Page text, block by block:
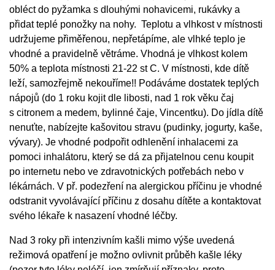
obléct do pyžamka s dlouhými nohavicemi, rukávky a
přidat teplé ponožky na nohy. Teplotu a vlhkost v místnosti
udržujeme přiměřenou, nepřetápíme, ale vlhké teplo je
vhodné a pravidelně větráme. Vhodná je vlhkost kolem
50% a teplota místnosti 21-22 st C. V místnosti, kde dítě
leží, samozřejmě nekouříme!! Podáváme dostatek teplých
nápojů (do 1 roku kojit dle libosti, nad 1 rok věku čaj
s citronem a medem, bylinné čaje, Vincentku). Do jídla dítě
nenuťte, nabízejte kašovitou stravu (pudinky, jogurty, kaše,
vývary). Je vhodné podpořit odhlenění inhalacemi za
pomoci inhalátoru, který se dá za přijatelnou cenu koupit
po internetu nebo ve zdravotnických potřebách nebo v
lékárnách. V př. podezření na alergickou příčinu je vhodné
odstranit vyvolávající příčinu z dosahu dítěte a kontaktovat
svého lékaře k nasazení vhodné léčby.
Nad 3 roky při intenzivním kašli mimo výše uvedená
režimová opatření je možno ovlivnit průběh kašle léky